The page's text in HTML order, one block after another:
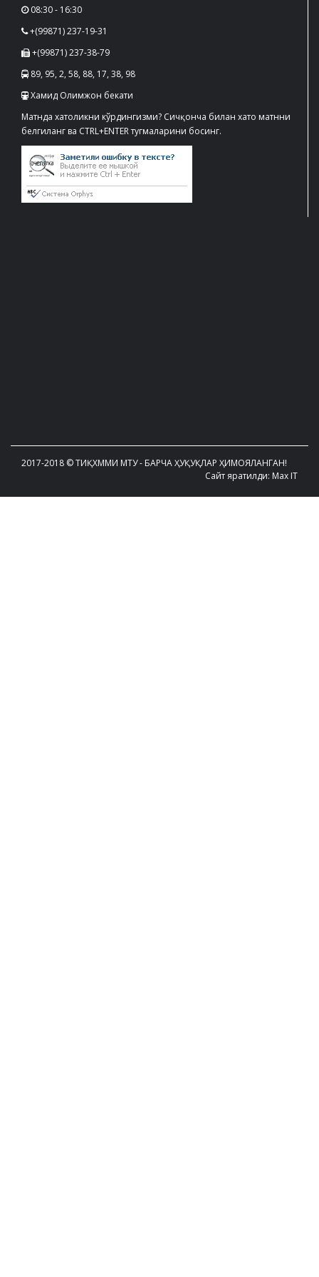
08:30 - 16:30
+(99871) 237-19-31
+(99871) 237-38-79
89, 95, 2, 58, 88, 17, 38, 98
Хамид Олимжон бекати
Матнда хатоликни кўрдингизми? Сичқонча билан хато матнни
белгиланг ва CTRL+ENTER тугмаларини босинг.
2017-2018 © ТИҚХММИ МТУ - БАРЧА ҲУҚУҚЛАР ҲИМОЯЛАНГАН!
Сайт яратилди: Max IT